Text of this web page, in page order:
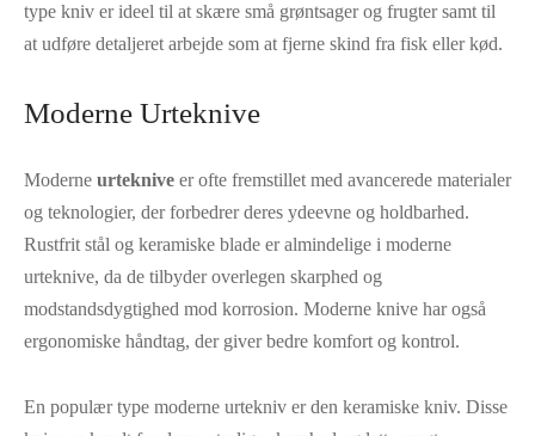
type kniv er ideel til at skære små grøntsager og frugter samt til
at udføre detaljeret arbejde som at fjerne skind fra fisk eller kød.
Moderne Urteknive
Moderne urteknive er ofte fremstillet med avancerede materialer
og teknologier, der forbedrer deres ydeevne og holdbarhed.
Rustfrit stål og keramiske blade er almindelige i moderne
urteknive, da de tilbyder overlegen skarphed og
modstandsdygtighed mod korrosion. Moderne knive har også
ergonomiske håndtag, der giver bedre komfort og kontrol.
En populær type moderne urtekniv er den keramiske kniv. Disse